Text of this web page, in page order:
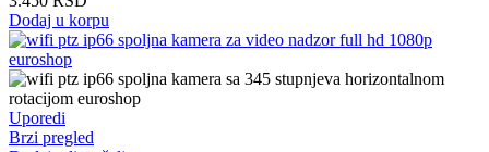
Dodaj u korpu
Uporedi
Brzi pregled